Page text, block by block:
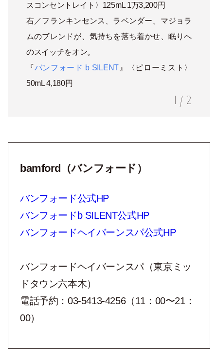
スコンセントレイト〉125mL 1万3,200円
右／フランキンセンス、ラベンダー、マジョラ
ムのブレンドが、気持ちを落ち着かせ、眠りへ
のスイッチをオン。
『バンフォード b SILENT』〈ピローミスト〉
50mL 4,180円
1 / 2
bamford（バンフォード）
バンフォード公式HP
バンフォードb SILENT公式HP
バンフォードヘイバーンスパ公式HP
バンフォードヘイバーンスパ（東京ミッ
ドタウン六本木）
電話予約：03-5413-4256（11：00〜21：
00）